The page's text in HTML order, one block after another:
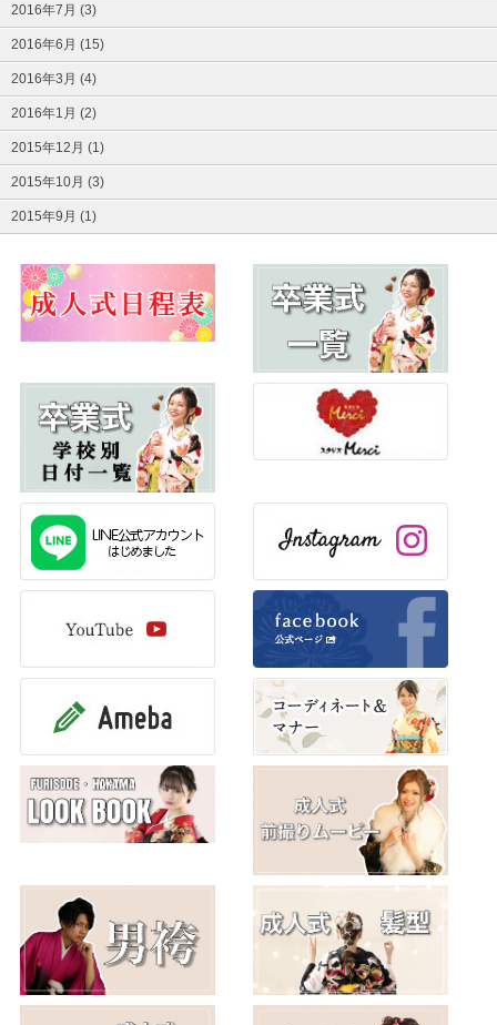
2016年7月 (3)
2016年6月 (15)
2016年3月 (4)
2016年1月 (2)
2015年12月 (1)
2015年10月 (3)
2015年9月 (1)